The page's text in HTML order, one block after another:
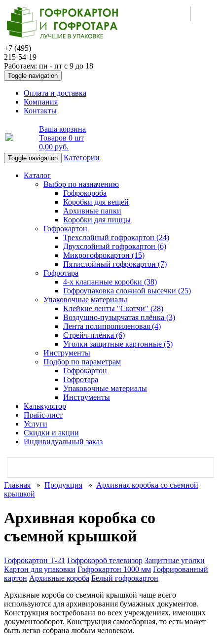
+7 (495)
215-54-19
Работаем: пн - пт с 9 до 18
Toggle navigation
Оплата и доставка
Компания
Контакты
Ваша корзина
Товаров 0 шт
0,00 руб.
Toggle navigation Категории
Каталог
Выбор по назначению
Гофрокороба
Коробки для вещей
Архивные папки
Коробки для пиццы
Гофрокартон
Трехслойный гофрокартон (24)
Двухслойный гофрокартон (6)
Микрогофрокартон (15)
Пятислойный гофрокартон (7)
Гофротара
4-х клапанные коробки (38)
Гофроупаковка сложной высечки (25)
Упаковочные материалы
Клейкие ленты "Скотчи" (28)
Воздушно-пузырчатая плёнка (3)
Лента полипропиленовая (4)
Стрейч-плёнка (6)
Уголки защитные картонные (5)
Инструменты
Подбор по параметрам
Гофрокартон
Гофротара
Упаковочные материалы
Инструменты
Калькулятор
Прайс-лист
Услуги
Скидки и акции
Индивидуальный заказ
Главная » Продукция » Архивная коробка со съемной
крышкой
Архивная коробка со
съемной крышкой
Гофрокартон Т-21 Гофрокороб телевизор Защитные уголки
Картон для упаковки Гофрокартон 1000 мм Гофрированный
картон Архивные короба Белый гофрокартон
Архивные короба со съемной крышкой чаще всего
используются для архивирования бумажных документов.
Конструкция востребована во всех учреждениях, имеющих
документооборот. Конструкция самосборная, то есть может
быть легко собрана любым человеком.